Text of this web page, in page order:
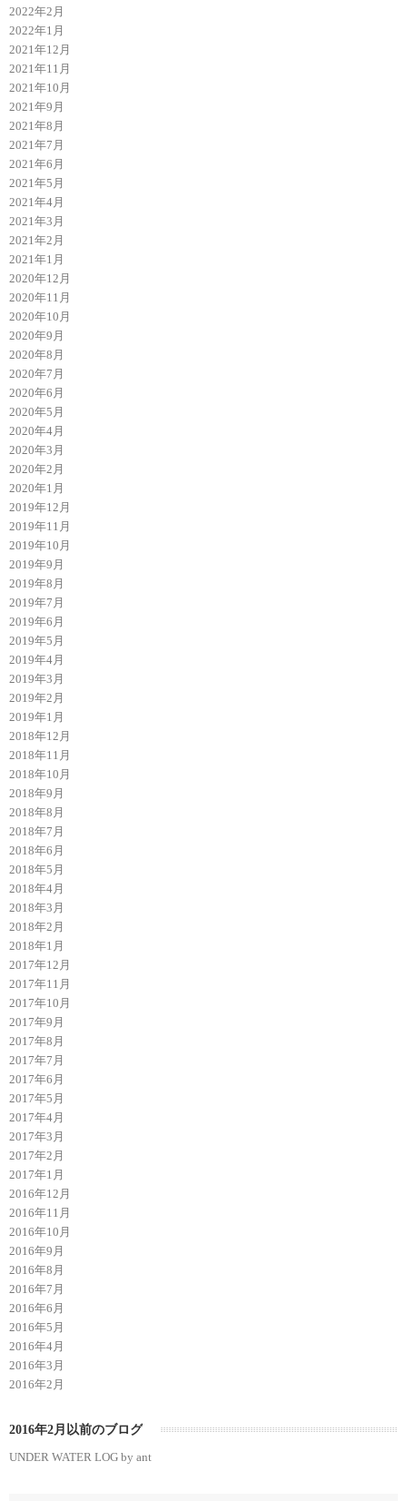
2022年2月
2022年1月
2021年12月
2021年11月
2021年10月
2021年9月
2021年8月
2021年7月
2021年6月
2021年5月
2021年4月
2021年3月
2021年2月
2021年1月
2020年12月
2020年11月
2020年10月
2020年9月
2020年8月
2020年7月
2020年6月
2020年5月
2020年4月
2020年3月
2020年2月
2020年1月
2019年12月
2019年11月
2019年10月
2019年9月
2019年8月
2019年7月
2019年6月
2019年5月
2019年4月
2019年3月
2019年2月
2019年1月
2018年12月
2018年11月
2018年10月
2018年9月
2018年8月
2018年7月
2018年6月
2018年5月
2018年4月
2018年3月
2018年2月
2018年1月
2017年12月
2017年11月
2017年10月
2017年9月
2017年8月
2017年7月
2017年6月
2017年5月
2017年4月
2017年3月
2017年2月
2017年1月
2016年12月
2016年11月
2016年10月
2016年9月
2016年8月
2016年7月
2016年6月
2016年5月
2016年4月
2016年3月
2016年2月
2016年2月以前のブログ
UNDER WATER LOG by ant